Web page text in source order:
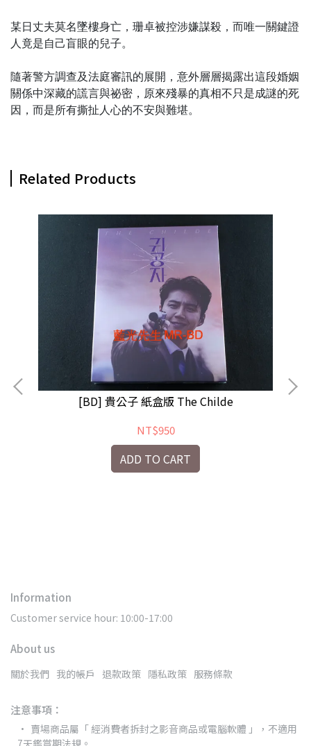
某日丈夫莫名墜樓身亡，珊卓被控涉嫌謀殺，而唯一關鍵證
人竟是自己盲眼的兒子。
隨著警方調查及法庭審訊的展開，意外層層揭露出這段婚姻
關係中深藏的謊言與祕密，原來殘暴的真相不只是成謎的死
因，而是所有撕扯人心的不安與難堪。
Related Products
[BD] 貴公子 紙盒版 The Childe
NT$950
ADD TO CART
Information
Customer service hour: 10:00-17:00
About us
關於我們 我的帳戶 退款政策 隱私政策 服務條款
注意事項：
賣場商品屬「 經消費者拆封之影音商品或電腦軟體 」，不適用
7天鑑賞期法規。